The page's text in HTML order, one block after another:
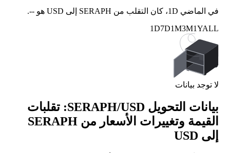
في الماضي 1D، كان التقلب من SERAPH إلى USD هو --
.
1D7D1M3M1YALL
لا توجد بيانات
بيانات التحويل SERAPH/USD: تقلبات
القيمة وتغييرات الأسعار من SERAPH
إلى USD